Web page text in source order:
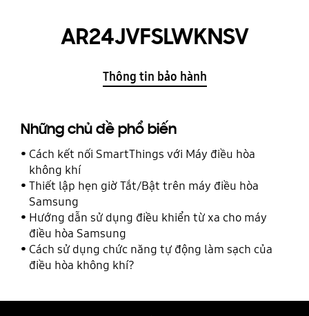
AR24JVFSLWKNSV
Thông tin bảo hành
Những chủ đề phổ biến
Cách kết nối SmartThings với Máy điều hòa
không khí
Thiết lập hẹn giờ Tắt/Bật trên máy điều hòa
Samsung
Hướng dẫn sử dụng điều khiển từ xa cho máy
điều hòa Samsung
Cách sử dụng chức năng tự động làm sạch của
điều hòa không khí?